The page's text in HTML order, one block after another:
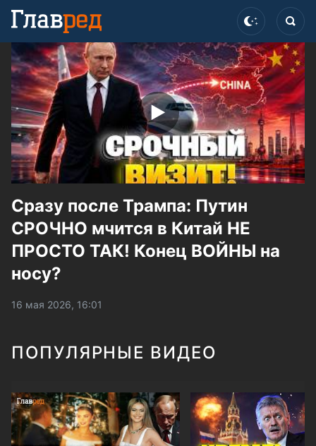
Сразу после Трампа: Путин
СРОЧНО мчится в Китай НЕ
ПРОСТО ТАК! Конец ВОЙНЫ на
носу?
16 мая 2026, 16:01
ПОПУЛЯРНЫЕ ВИДЕО